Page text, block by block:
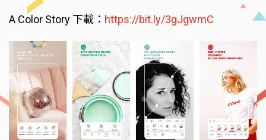
A Color Story 下載： https://bit.ly/3gJgwmC